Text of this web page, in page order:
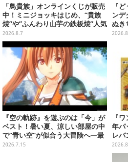
「鳥貴族」オンラインくじが販売
中！ミニジョッキはじめ、“貴族
焼”や”ふんわり山芋の鉄板焼”人気
メニューTシャツなどラインナッ
プ
2026.8.7
『
ンデ
ぬき
ンジ
『空の軌跡』を遊ぶのは「今」が
ベスト！暑い夏、涼しい部屋の中
で“青い空”が似合う大冒険へ―最
安値でセール中の『the 1st』か
2026.7.15
『
年パ
レ
い踏
ウ」